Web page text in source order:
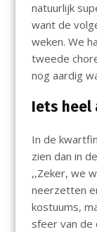
natuurlijk
want de
weken. We
tweede
nog aardig
Iets heel
In de
zien dan in
,,Zeker, we
neerzetten
kostuums,
sfeer van de